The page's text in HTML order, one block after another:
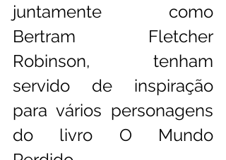
juntamente como
Bertram Fletcher
Robinson, tenham
servido de inspiração
para vários personagens
do livro O Mundo